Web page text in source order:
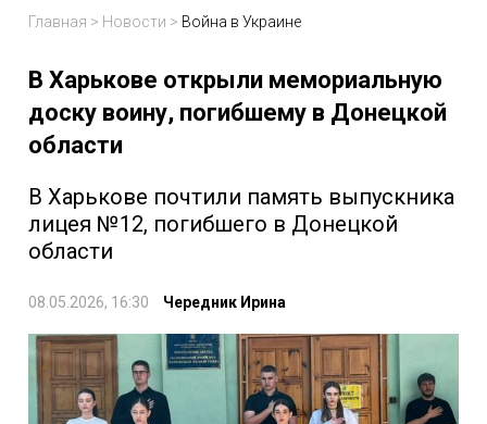
Главная > Новости > Война в Украине
В Харькове открыли мемориальную
доску воину, погибшему в Донецкой
области
В Харькове почтили память выпускника
лицея №12, погибшего в Донецкой
области
08.05.2026, 16:30 Чередник Ирина